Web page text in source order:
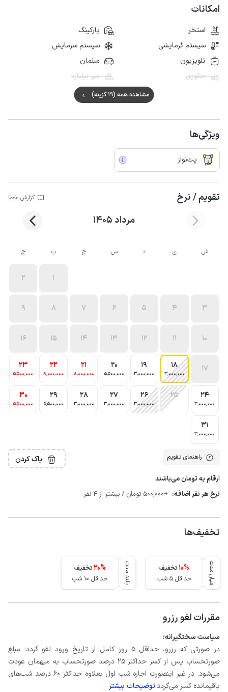
امکانات
استخر
پارکینگ
سیستم گرمایشی
سیستم سرمایش
تلویزیون
مبلمان
جکوزی
میز بیلیارد
مشاهده همه (19 گزینه)
ویژگی‌ها
پت‌نواز
تقویم / نرخ گزارش خطا
مرداد 1405
ش ی د س چ پ ج
1
2
3
4
5
6
7
8
9
10
11
12
13
14
15
16
17
18
3٬000٬000
19
3٬000٬000
20
5٬500٬000
21
8٬000٬000
22
8٬000٬000
23
5٬500٬000
24
3٬000٬000
25
26
3٬000٬000
27
3٬000٬000
28
3٬000٬000
29
5٬500٬000
30
5٬500٬000
31
3٬000٬000
راهنمای تقویم پاک کردن
ارقام به تومان می‌باشند
نرخ هر نفر اضافه: +500٬000 تومان / بیشتر از 4 نفر
تخفیف‌ها
میان مدت 10%
تخفیف
حداقل 5 شب
بلند مدت 20%
تخفیف
حداقل 10 شب
مقررات لغو رزرو
سیاست سختگیرانه:
در صورتی که رزرو، حداقل 5 روز کامل از تاریخ ورود لغو گردد؛ مبلغ
صورتحساب پس از کسر حداکثر 25 درصد صورتحساب به میهمان عودت
می‌شود. در غیر اینصورت اجاره شب اول بعلاوه حداکثر 60 درصد شب‌های
باقیمانده کسر می‌گردد.توضیحات بیشتر